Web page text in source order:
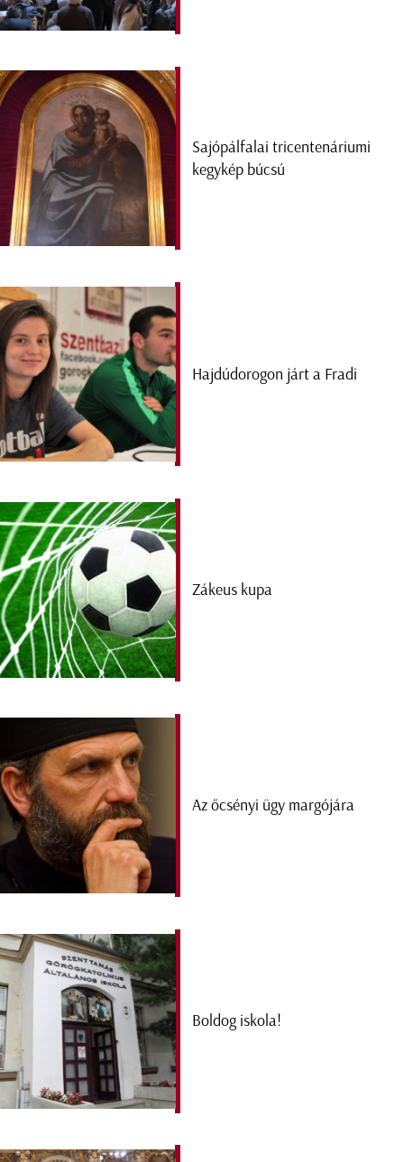
Sajópálfalai tricentenáriumi
kegykép búcsú
Hajdúdorogon járt a Fradi
Zákeus kupa
Az őcsényi ügy margójára
Boldog iskola!